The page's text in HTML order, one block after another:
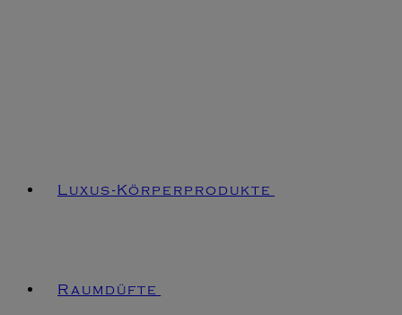
Luxus-Körperprodukte
Raumdüfte